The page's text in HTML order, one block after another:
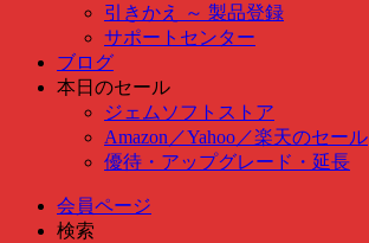
引きかえ ～ 製品登録
サポートセンター
ブログ
本日のセール
ジェムソフトストア
Amazon ／Yahoo ／楽天のセール
優待・アップグレード・延長
会員ページ
検索